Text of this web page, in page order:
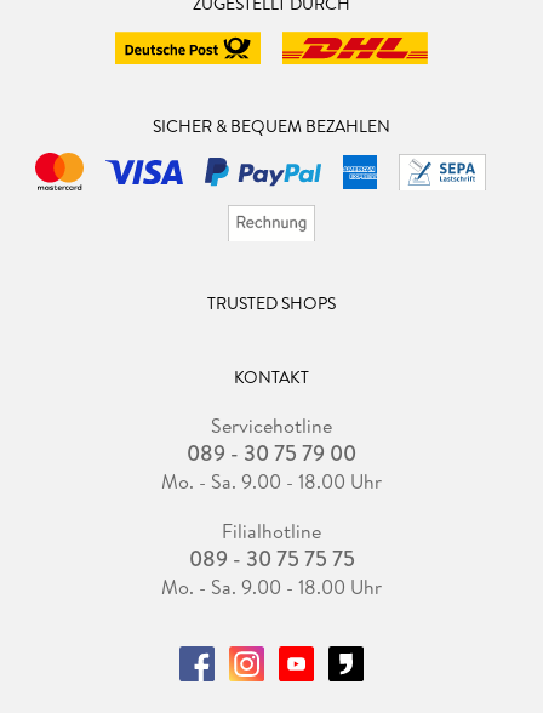
SICHER & BEQUEM BEZAHLEN
TRUSTED SHOPS
KONTAKT
Servicehotline
089 - 30 75 79 00
Mo. - Sa. 9.00 - 18.00 Uhr
Filialhotline
089 - 30 75 75 75
Mo. - Sa. 9.00 - 18.00 Uhr